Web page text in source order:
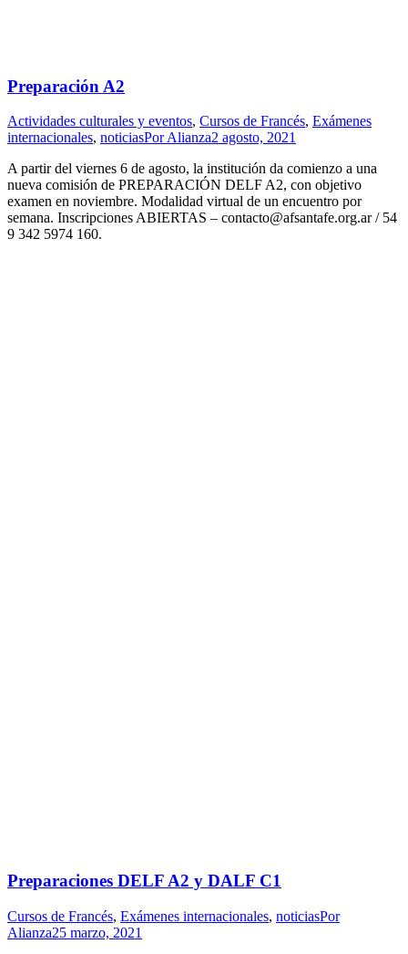
Preparación A2
Actividades culturales y eventos, Cursos de Francés, Exámenes
internacionales, noticiasPorAlianza2 agosto, 2021
A partir del viernes 6 de agosto, la institución da comienzo a una
nueva comisión de PREPARACIÓN DELF A2, con objetivo
examen en noviembre. Modalidad virtual de un encuentro por
semana. Inscripciones ABIERTAS – contacto@afsantafe.org.ar / 54
9 342 5974 160.
Preparaciones DELF A2 y DALF C1
Cursos de Francés, Exámenes internacionales, noticiasPor
Alianza25 marzo, 2021